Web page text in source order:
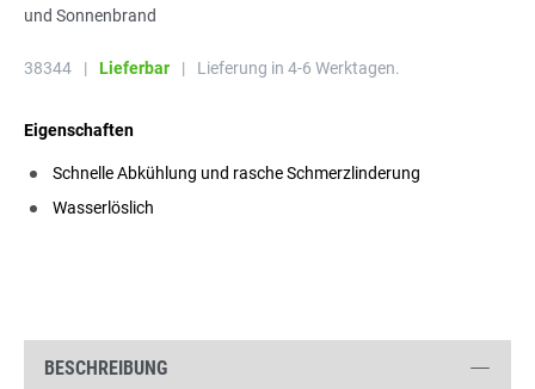
und Sonnenbrand
38344 | Lieferbar | Lieferung in 4-6 Werktagen.
Eigenschaften
Schnelle Abkühlung und rasche Schmerzlinderung
Wasserlöslich
BESCHREIBUNG